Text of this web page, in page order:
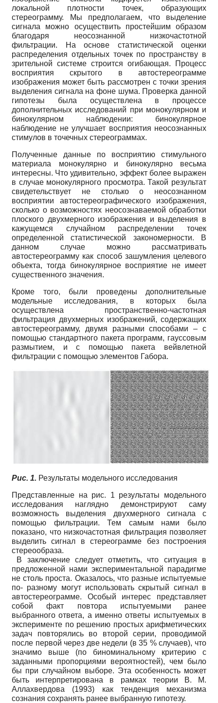
локальной плотности точек, образующих
стереограмму. Мы предполагаем, что выделение
сигнала можно осуществить простейшим образом
благодаря неосознанной низкочастотной
фильтрации. На основе статистической оценки
распределения отдельных точек по пространству в
зрительной системе строится огибающая. Процесс
восприятия скрытого в автостереограмме
изображения может быть рассмотрен с точки зрения
выделения сигнала на фоне шума. Проверка данной
гипотезы была осуществлена в процессе
дополнительных исследований при монокулярном и
бино­кулярном наблюдении: бинокулярное
наблюдение не улучшает восприятия неосознанных
стимулов в точечных стереограммах.
Полученные данные по восприятию стимульного
материала монокулярно и бино­кулярно весьма
интересны. Что удивительно, эффект более выражен
в случае монокуляр­ного просмотра. Такой результат
свидетельствует не столько о неосознанном
восприятии автостереографического изображения,
сколько о возможностях неосознаваемой обработки
плоского двухмерного изображения и выделения в
кажущемся случайном распределении точек
определенной статистической закономерности. В
данном случае можно рассматри­вать
автостереограмму как способ зашумления целевого
объекта, тогда бинокулярное вос­приятие не имеет
существенного значения.
Кроме того, были проведены дополнительные
модельные исследования, в которых была
осуществлена пространственно-частотная
фильтрация двухмерных изображений, со­держащих
автостереограмму, двумя разными способами – с
помощью стандартного пакета программ, гауссовым
размытием, и с помощью пакета вейвлетной
фильтрации с помощью элементов Габора.
Рис. 1. Результаты модельного исcледования
Представленные на рис. 1 результаты модельного
исследования наглядно демонстри­руют саму
возможность выделения двухмерного сигнала с
помощью фильтрации. Тем са­мым нами было
показано, что низкочастотная фильтрация позволяет
выделить сигнал в стереограмме без построения
стереообраза.
В заключение следует отметить, что ситуация в
предложенной нами эксперименталь­ной парадигме
не столь проста. Оказалось, что разные испытуемые
по- разному могут ис­пользовать скрытый сигнал в
автостереограмме. Особый интерес представляет
собой факт повтора испытуемыми ранее
выбранного ответа, а именно ответы испытуемых в
экспери­менте по решению простых арифметических
задач повторялись во второй серии, проводи­мой
после первой через две недели (в 35 % случаев), что
значимо выше (по биноминальному критерию с
заданными пропорциями вероятностей), чем было
бы при случайном выборе. Эта особенность может
быть интерпретирована в рамках теории В. М.
Аллахвердова (1993) как тенденция механизма
сознания сохранять ранее выбранную гипотезу.